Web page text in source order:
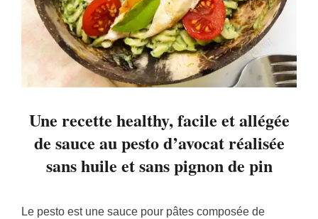
Une recette healthy, facile et allégée
de sauce au pesto d’avocat réalisée
sans huile et sans pignon de pin
Le pesto est une sauce pour pâtes composée de